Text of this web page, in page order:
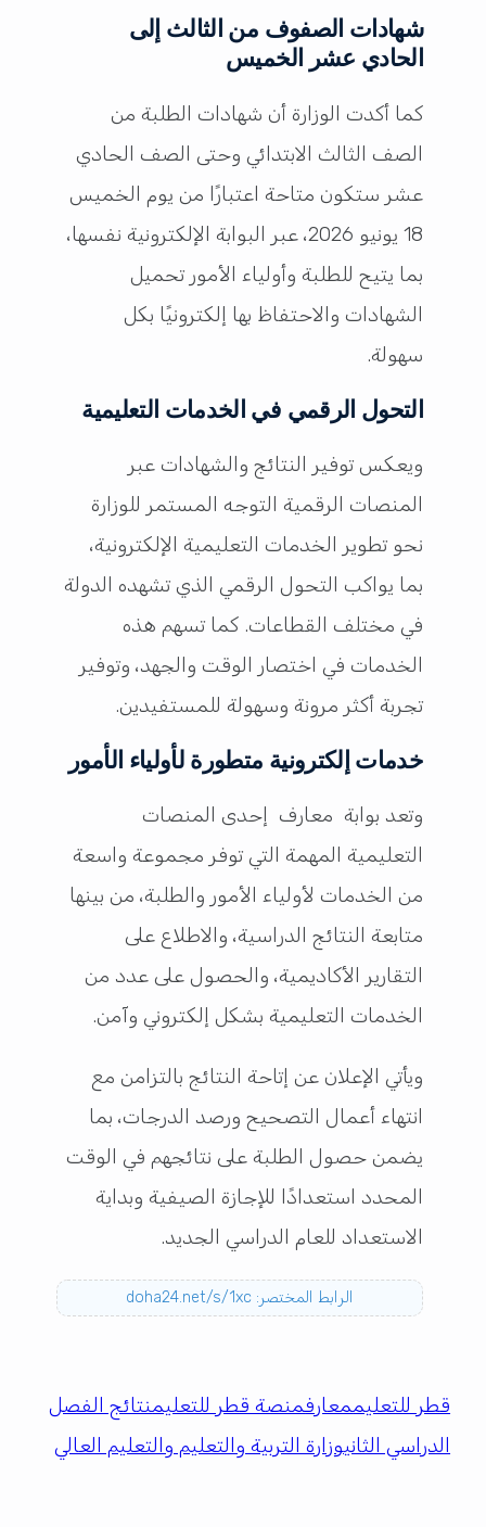
شهادات الصفوف من الثالث إلى
الحادي عشر الخميس
كما أكدت الوزارة أن شهادات الطلبة من
الصف الثالث الابتدائي وحتى الصف الحادي
عشر ستكون متاحة اعتبارًا من يوم الخميس
18 يونيو 2026، عبر البوابة الإلكترونية نفسها،
بما يتيح للطلبة وأولياء الأمور تحميل
الشهادات والاحتفاظ بها إلكترونيًا بكل
سهولة.
التحول الرقمي في الخدمات التعليمية
ويعكس توفير النتائج والشهادات عبر
المنصات الرقمية التوجه المستمر للوزارة
نحو تطوير الخدمات التعليمية الإلكترونية،
بما يواكب التحول الرقمي الذي تشهده الدولة
في مختلف القطاعات. كما تسهم هذه
الخدمات في اختصار الوقت والجهد، وتوفير
تجربة أكثر مرونة وسهولة للمستفيدين.
خدمات إلكترونية متطورة لأولياء الأمور
وتعد بوابة معارف إحدى المنصات
التعليمية المهمة التي توفر مجموعة واسعة
من الخدمات لأولياء الأمور والطلبة، من بينها
متابعة النتائج الدراسية، والاطلاع على
التقارير الأكاديمية، والحصول على عدد من
الخدمات التعليمية بشكل إلكتروني وآمن.
ويأتي الإعلان عن إتاحة النتائج بالتزامن مع
انتهاء أعمال التصحيح ورصد الدرجات، بما
يضمن حصول الطلبة على نتائجهم في الوقت
المحدد استعدادًا للإجازة الصيفية وبداية
الاستعداد للعام الدراسي الجديد.
الرابط المختصر: doha24.net/s/1xc
قطر للتعليممعارفمنصة قطر للتعليمنتائج الفصل
الدراسي الثانيوزارة التربية والتعليم والتعليم العالي